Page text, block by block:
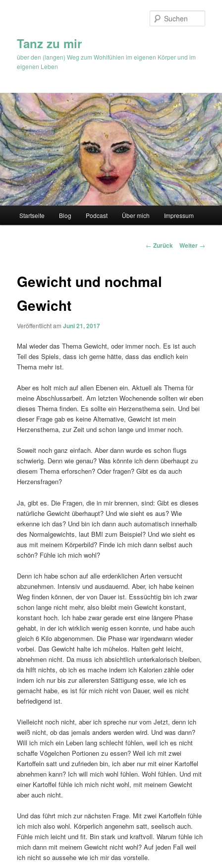
Tanz zu mir
über den (langen) Weg zum Wohlfühlen im eigenen Körper und im
eigenen Leben
Startseite Blog Podcast Über mich Impressum
Beitragsnavigation
← Zurück Weiter →
Gewicht und nochmal
Gewicht
Veröffentlicht amJuni 21, 2017
Mal wieder das Thema Gewicht, oder immer noch. Es ist auch
Teil des Spiels, dass ich gerne hätte, dass das endlich kein
Thema mehr ist.
Aber es holt mich auf allen Ebenen ein. Aktuell als Thema für
meine Abschlussarbeit. Am letzten Wochenende sollten wir eben
dieses Thema finden. Es sollte ein Herzensthema sein. Und bei
dieser Frage gab es keine Alternative, Gewicht ist mein
Herzensthema, zur Zeit und schon lange und immer noch.
Soweit noch ganz einfach. Aber dann wurde es schon flugs
schwierig. Denn wie genau? Was könnte ich denn überhaupt zu
diesem Thema erforschen? Oder fragen? Gibt es da auch
Herzensfragen?
Ja, gibt es. Die Fragen, die in mir brennen, sind: Gibt es dieses
natürliche Gewicht überhaupt? Und wie sieht es aus? Wie
erkenne ich das? Und bin ich dann auch automatisch innerhalb
des Normalgewichts, laut BMI zum Beispiel? Und wie sieht es
aus mit meinem Körperbild? Finde ich mich dann selbst auch
schön? Fühle ich mich wohl?
Denn ich habe schon auf alle erdenklichen Arten versucht
abzunehmen. Intensiv und ausdauernd. Aber, ich habe keinen
Weg finden können, der von Dauer ist. Esssüchtig bin ich zwar
schon lange nicht mehr, also bleibt mein Gewicht konstant,
konstant hoch. Ich habe zwar gerade erst eine längere Phase
gehabt, in der ich wirklich wenig essen konnte, und habe auch
gleich 6 Kilo abgenommen. Die Phase war irgendwann wieder
vorbei. Das Gewicht halte ich mühelos. Halten geht leicht,
abnehmen nicht. Da muss ich absichtlich unterkalorisch bleiben,
da hilft nichts, ob ich es mache indem ich Kalorien zähle oder
indem ich nur bis zur allerersten Sättigung esse, wie ich es
gemacht habe, es ist für mich nicht von Dauer, weil es nicht
befriedigend ist.
Vielleicht noch nicht, aber ich spreche nur vom Jetzt, denn ich
weiß nicht, ob das jemals anders werden wird. Und was dann?
Will ich mich ein Leben lang schlecht fühlen, weil ich es nicht
schaffe Vögelchen Portionen zu essen? Weil ich mit zwei
Kartoffeln satt und zufrieden bin, ich aber nur mit einer Kartoffel
abnehmen kann? Ich will mich wohl fühlen. Wohl fühlen. Und mit
einer Kartoffel fühle ich mich nicht wohl, mit meinem Gewicht
aber auch nicht.
Und das führt mich zur nächsten Frage. Mit zwei Kartoffeln fühle
ich mich also wohl. Körperlich angenehm satt, seelisch auch.
Fühle mich leicht und fit. Bin stark und kraftvoll. Warum fühle ich
mich dann mit meinem Gewicht nicht wohl? Auf jeden Fall weil
ich nicht so aussehe wie ich mir das vorstelle.